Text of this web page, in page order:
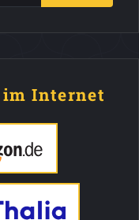
im Internet